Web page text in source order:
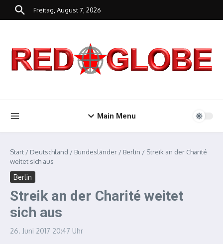
Zum Inhalt springen
Freitag, August 7, 2026
Main Menu
Start / Deutschland / Bundesländer / Berlin / Streik an der Charité
weitet sich aus
Berlin
Streik an der Charité weitet
sich aus
26. Juni 2017 20:47 Uhr